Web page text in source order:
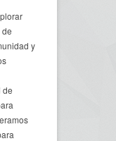
y
de